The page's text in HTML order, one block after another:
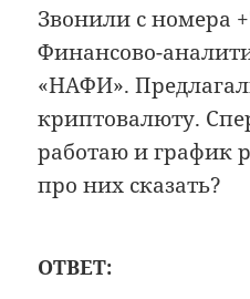
Звонили с номера
Финансово-
«НАФИ».
криптовалюту.
работаю и график
про них сказать?
ОТВЕТ: